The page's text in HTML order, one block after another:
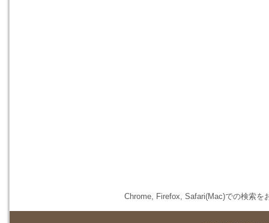
Chrome, Firefox, Safari(Mac)での検索を